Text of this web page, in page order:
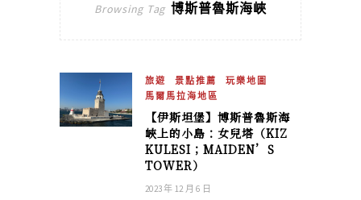
Browsing Tag 博斯普魯斯海峽
旅遊 景點推薦
玩樂地圖
馬爾馬拉海地區
【伊斯坦堡】博斯普魯斯海
峽上的小島：女兒塔（KIZ
KULESI；MAIDEN’S
TOWER）
2023 年 12 月 6 日